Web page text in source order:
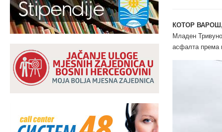
КОТОР
Младен
асфалта према